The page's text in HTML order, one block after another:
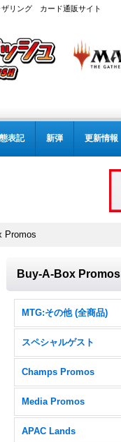
ザリング カード通販サイト
表記 新弾 更新情報
Promos
Buy-A-Box Promos
MTG:その他 (全商品)
スペシャルゲスト
Champs Promos
Media Promos
APAC Lands